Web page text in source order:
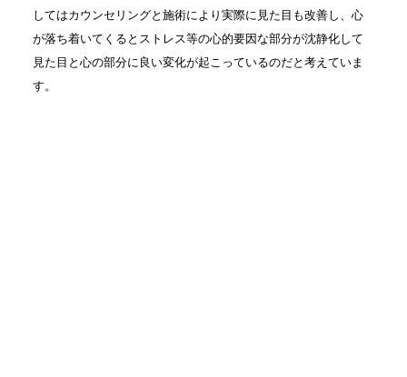
してはカウンセリングと施術により実際に見た目も改善し、心
が落ち着いてくるとストレス等の心的要因な部分が沈静化して
見た目と心の部分に良い変化が起こっているのだと考えていま
す。